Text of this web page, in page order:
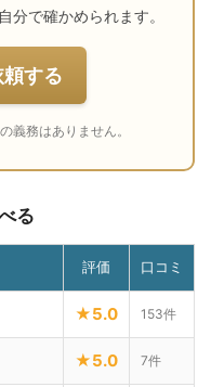
分で確かめられます。
する
義務はありません。
る
評価 口コミ
★5.0 153件
★5.0 7件